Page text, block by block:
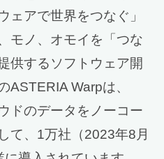
ェアで世界をつなぐ」
モノ、オモイを「つな
供するソフトウェア開
ASTERIA Warpは、
ドのデータをノーコー
て、1万社（2023年8月